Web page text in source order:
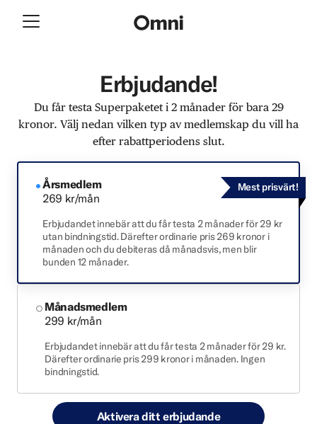
Erbjudande!
Du får testa Superpaketet i 2 månader för bara 29
kronor. Välj nedan vilken typ av medlemskap du vill ha
efter rabattperiodens slut.
Årsmedlem
269 kr/mån
Erbjudandet innebär att du får testa 2 månader för 29 kr
utan bindningstid. Därefter ordinarie pris 269 kronor i
månaden och du debiteras då månadsvis, men blir
bunden 12 månader.
Mest prisvärt!
Månadsmedlem
299 kr/mån
Erbjudandet innebär att du får testa 2 månader för 29 kr.
Därefter ordinarie pris 299 kronor i månaden. Ingen
bindningstid.
Aktivera ditt erbjudande